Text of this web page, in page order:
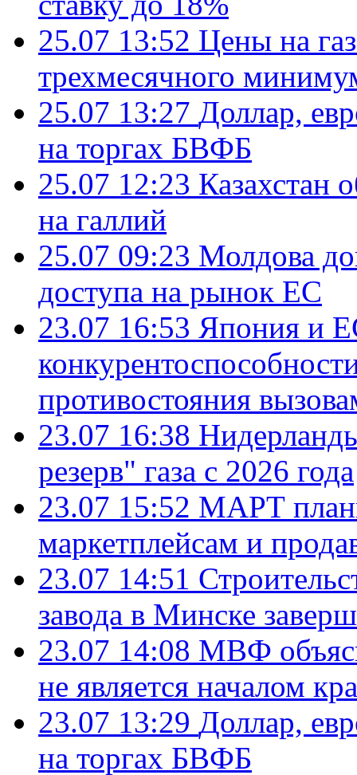
25.07 13:52 Цены на
трехмесячного
25.07 13:27 Доллар,
на торгах БВФБ
25.07 12:23 Казахстан
на галлий
25.07 09:23 Молдова
доступа на рынок ЕС
23.07 16:53 Япония и
противостояния
23.07 16:38
резерв" газа с 2026 года
23.07 15:52 МАРТ
маркетплейсам и
23.07 14:51
завода в Минске
23.07 14:08 МВФ
не является началом
23.07 13:29 Доллар,
на торгах БВФБ